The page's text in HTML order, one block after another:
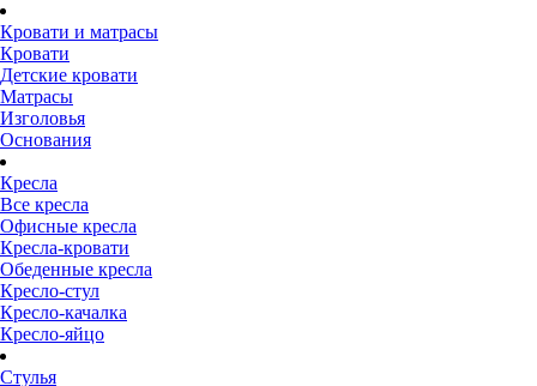
Кровати и матрасы
Кровати
Детские кровати
Матрасы
Изголовья
Основания
Кресла
Все кресла
Офисные кресла
Кресла-кровати
Обеденные кресла
Кресло-стул
Кресло-качалка
Кресло-яйцо
Стулья